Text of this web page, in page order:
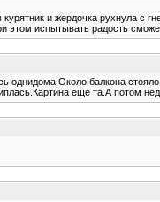
и жердочка рухнула с
этом испытывать радость
однидома.Около балкона
еще та.А потом